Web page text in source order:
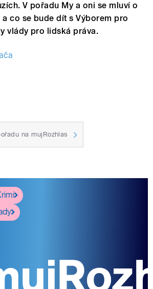
V pořadu My a oni se mluví o
co se bude dít s Výborem pro
vlády pro lidská práva.
na mujRozhlas